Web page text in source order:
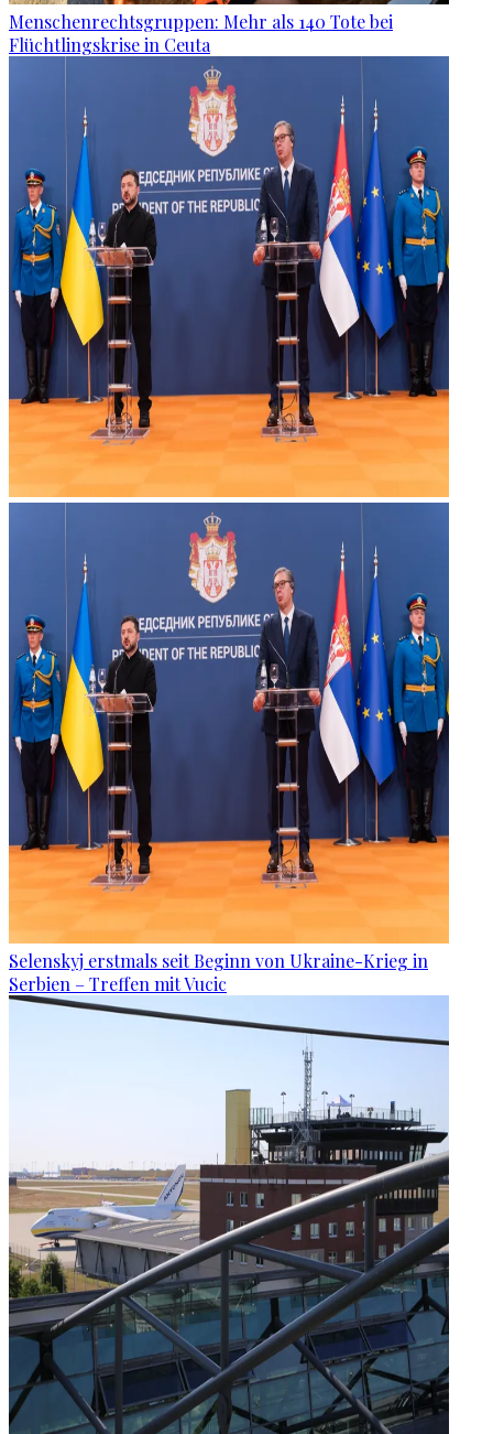
Menschenrechtsgruppen: Mehr als 140 Tote bei
Flüchtlingskrise in Ceuta
Selenskyj erstmals seit Beginn von Ukraine-Krieg in
Serbien – Treffen mit Vucic